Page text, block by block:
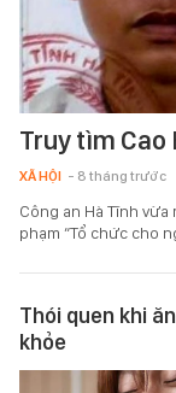
Truy tìm Cao
XÃ HỘI - 8 tháng trước
Công an Hà Tĩnh
phạm “Tổ chức cho
Thói quen khi
khỏe